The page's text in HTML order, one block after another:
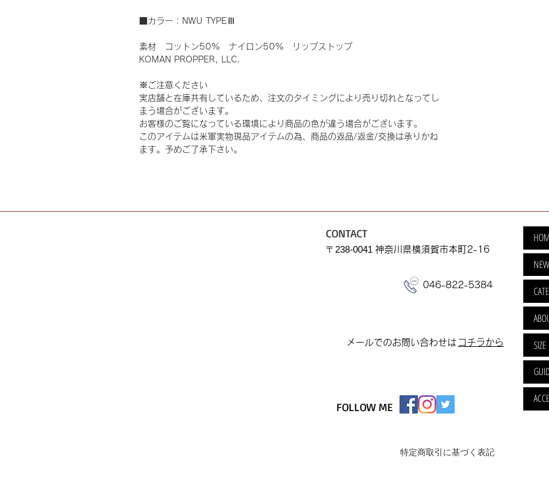
■カラー：NWU TYPEⅢ
素材 コットン50% ナイロン50% リップストップ
KOMAN PROPPER, LLC.
※ご注意ください
実店舗と在庫共有しているため、注文のタイミングにより売り切れとなってし
まう場合がございます。
お客様のご覧になっている環境により商品の色が違う場合がございます。
このアイテムは米軍実物現品アイテムの為、商品の返品/返金/交換は承りかね
ます。予めご了承下さい。
​メールでのお問い合わせは ​コチラから
046-822-5384
SIZE
CONTACT
​〒238-0041 神奈川県横須賀市本町2-16
FOLLOW ME
特定商取引に基づく表記